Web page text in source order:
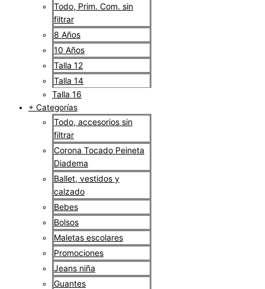
Todo, Prim. Com. sin
filtrar
8 Años
10 Años
Talla 12
Talla 14
Talla 16
+ Categorías
Todo, accesorios sin
filtrar
Corona Tocado Peineta
Diadema
Ballet, vestidos y
calzado
Bebes
Bolsos
Maletas escolares
Promociones
Jeans niña
Guantes